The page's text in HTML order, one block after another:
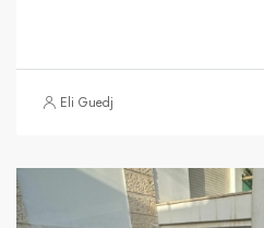
Eli Guedj